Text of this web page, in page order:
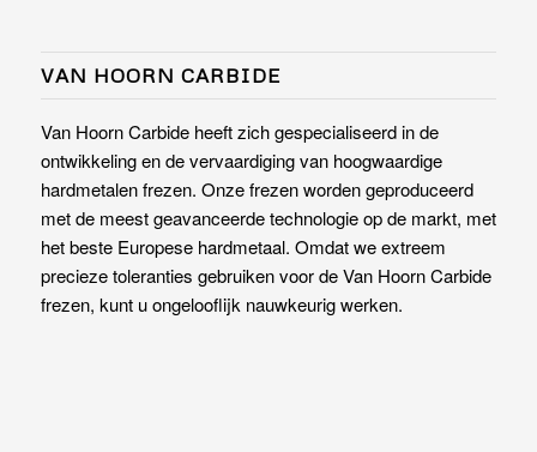
VAN HOORN CARBIDE
Van Hoorn Carbide heeft zich gespecialiseerd in de
ontwikkeling en de vervaardiging van hoogwaardige
hardmetalen frezen. Onze frezen worden geproduceerd
met de meest geavanceerde technologie op de markt, met
het beste Europese hardmetaal. Omdat we extreem
precieze toleranties gebruiken voor de Van Hoorn Carbide
frezen, kunt u ongelooflijk nauwkeurig werken.